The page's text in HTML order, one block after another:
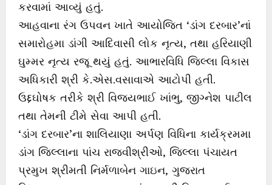
કરવામાં આવ્યું હતું.
આહવાના રંગ ઉપવન ખાતે આયોજિત ‘ડાંગ દરબાર’નાં
સમારોહમા ડાંગી આદિવાસી લોક નૃત્ય, તથા હરિયાણી
ઘુમ્મર નૃત્ય રજૂ થયું હતું. આભારવિધિ જિલ્લા વિકાસ
અધિકારી શ્રી કે.એસ.વસાવાએ આટોપી હતી.
ઉદ્દઘોષક તરીકે શ્રી વિજયભાઈ ખાંભુ, જીગ્નેશ પાટીલ
તથા તેમની ટીમે સેવા આપી હતી.
‘ડાંગ દરબાર’ના શાલિયાણા અર્પણ વિધિના કાર્યક્રમમા
ડાંગ જિલ્લાના પાંચ રાજવીશ્રીઓ, જિલ્લા પંચાયત
પ્રમુખ શ્રીમતી નિર્મળાબેન ગાઇન, ગુજરાત